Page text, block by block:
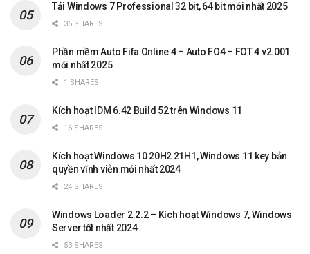
Tải Windows 7 Professional 32 bit, 64 bit mới nhất 2025
35 SHARES
Phần mềm Auto Fifa Online 4 – Auto FO4 – FOT 4 v2.001
mới nhất 2025
1 SHARES
Kích hoạt IDM 6.42 Build 52 trên Windows 11
16 SHARES
Kích hoạt Windows 10 20H2 21H1, Windows 11 key bản
quyền vĩnh viễn mới nhất 2024
24 SHARES
Windows Loader 2.2.2 – Kích hoạt Windows 7, Windows
Server tốt nhất 2024
53 SHARES